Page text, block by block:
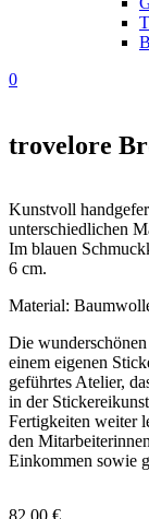
0
trovelore
Kunstvoll
unterschiedlichen
Im blauen
6 cm.
Material:
Die
einem eigenen
geführtes Atelier,
in der
Fertigkeiten weiter
den
Einkommen sowie
82,00 €